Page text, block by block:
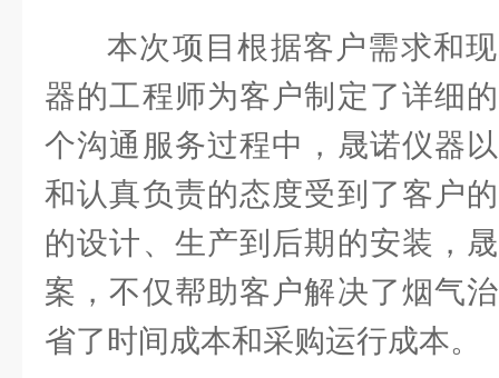
本次项目根据客户需求和
器的工程师为客户制定了详细
个沟通服务过程中，晟诺仪器
和认真负责的态度受到了客户
的设计、生产到后期的安装，
案，不仅帮助客户解决了烟气
省了时间成本和采购运行成本。